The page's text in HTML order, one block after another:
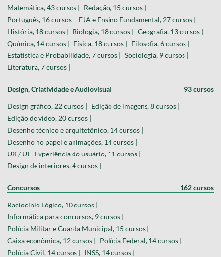
Matemática, 43 cursos | Redação, 15 cursos |
Português, 16 cursos | EJA e Ensino Fundamental, 27 cursos |
História, 18 cursos | Biologia, 18 cursos | Geografia, 13 cursos |
Química, 14 cursos | Física, 18 cursos | Filosofia, 6 cursos |
Estatística e Probabilidade, 7 cursos | Sociologia, 9 cursos |
Literatura, 7 cursos |
Design, Criatividade e Audiovisual 93 cursos
Design gráfico, 22 cursos | Edição de imagens, 8 cursos |
Edição de vídeo, 20 cursos |
Desenho técnico e arquitetônico, 14 cursos |
Desenho no papel e animações, 14 cursos |
UX / UI - Experiência do usuário, 11 cursos |
Design de interiores, 4 cursos |
Concursos 162 cursos
Raciocínio Lógico, 10 cursos |
Informática para concursos, 9 cursos |
Polícia Militar e Guarda Municipal, 15 cursos |
Caixa econômica, 12 cursos | Polícia Federal, 14 cursos |
Polícia Civil, 14 cursos | INSS, 14 cursos |